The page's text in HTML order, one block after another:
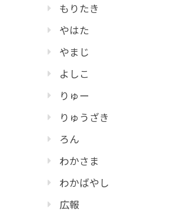
もりたき
やはた
やまじ
よしこ
りゅー
りゅうざき
ろん
わかさま
わかばやし
広報